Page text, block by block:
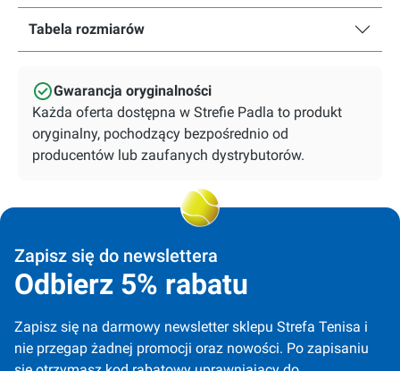
Tabela rozmiarów
Gwarancja oryginalności
Każda oferta dostępna w Strefie Padla to produkt
oryginalny, pochodzący bezpośrednio od
producentów lub zaufanych dystrybutorów.
Zapisz się do newslettera
Odbierz 5% rabatu
Zapisz się na darmowy newsletter sklepu Strefa Tenisa i
nie przegap żadnej promocji oraz nowości. Po zapisaniu